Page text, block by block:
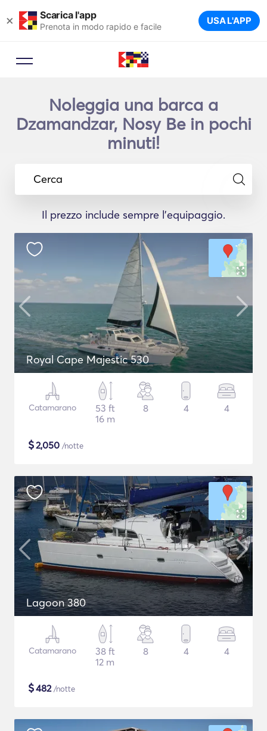
× Scarica l'app
Prenota in modo rapido e facile USA L'APP
Noleggia una barca a
Dzamandzar, Nosy Be in pochi
minuti!
Cerca
Il prezzo include sempre l'equipaggio.
Royal Cape Majestic 530
Catamarano
53 ft
16 m
8 4 4
$2,050 /notte
Lagoon 380
Catamarano
38 ft
12 m
8 4 4
$482/notte